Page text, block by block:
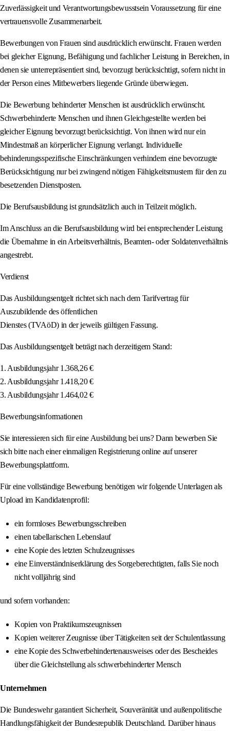
Zuverlässigkeit und Verantwortungsbewusstsein Voraussetzung für eine
vertrauensvolle Zusammenarbeit.
Bewerbungen von Frauen sind ausdrücklich erwünscht. Frauen werden
bei gleicher Eignung, Befähigung und fachlicher Leistung in Bereichen, in
denen sie unterrepräsentiert sind, bevorzugt berücksichtigt, sofern nicht in
der Person eines Mitbewerbers liegende Gründe überwiegen.
Die Bewerbung behinderter Menschen ist ausdrücklich erwünscht.
Schwerbehinderte Menschen und ihnen Gleichgestellte werden bei
gleicher Eignung bevorzugt berücksichtigt. Von ihnen wird nur ein
Mindestmaß an körperlicher Eignung verlangt. Individuelle
behinderungsspezifische Einschränkungen verhindern eine bevorzugte
Berücksichtigung nur bei zwingend nötigen Fähigkeitsmustern für den zu
besetzenden Dienstposten.
Die Berufsausbildung ist grundsätzlich auch in Teilzeit möglich.
Im Anschluss an die Berufsausbildung wird bei entsprechender Leistung
die Übernahme in ein Arbeitsverhältnis, Beamten- oder Soldatenverhältnis
angestrebt.
Verdienst
Das Ausbildungsentgelt richtet sich nach dem Tarifvertrag für
Auszubildende des öffentlichen
Dienstes (TVAöD) in der jeweils gültigen Fassung.
Das Ausbildungsentgelt beträgt nach derzeitigem Stand:
1. Ausbildungsjahr 1.368,26 €
2. Ausbildungsjahr 1.418,20 €
3. Ausbildungsjahr 1.464,02 €
Bewerbungsinformationen
Sie interessieren sich für eine Ausbildung bei uns? Dann bewerben Sie
sich bitte nach einer einmaligen Registrierung online auf unserer
Bewerbungsplattform.
Für eine vollständige Bewerbung benötigen wir folgende Unterlagen als
Upload im Kandidatenprofil:
ein formloses Bewerbungsschreiben
einen tabellarischen Lebenslauf
eine Kopie des letzten Schulzeugnisses
eine Einverständniserklärung des Sorgeberechtigten, falls Sie noch
nicht volljährig sind
und sofern vorhanden:
Kopien von Praktikumszeugnissen
Kopien weiterer Zeugnisse über Tätigkeiten seit der Schulentlassung
eine Kopie des Schwerbehindertenausweises oder des Bescheides
über die Gleichstellung als schwerbehinderter Mensch
Unternehmen
Die Bundeswehr garantiert Sicherheit, Souveränität und außenpolitische
Handlungsfähigkeit der Bundesrepublik Deutschland. Darüber hinaus